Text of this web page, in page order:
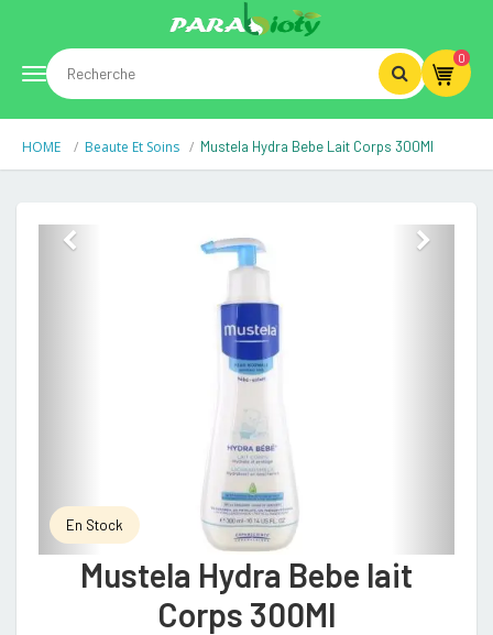
Toggle
navigation
0
HOME Beaute Et Soins Mustela Hydra Bebe Lait Corps 300Ml
En Stock
Mustela Hydra Bebe lait
Corps 300Ml